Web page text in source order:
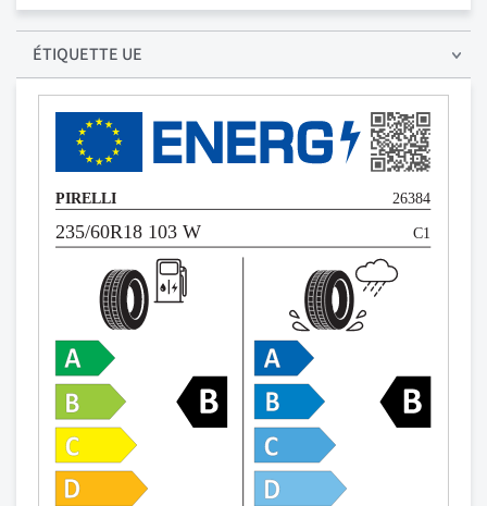
ÉTIQUETTE UE